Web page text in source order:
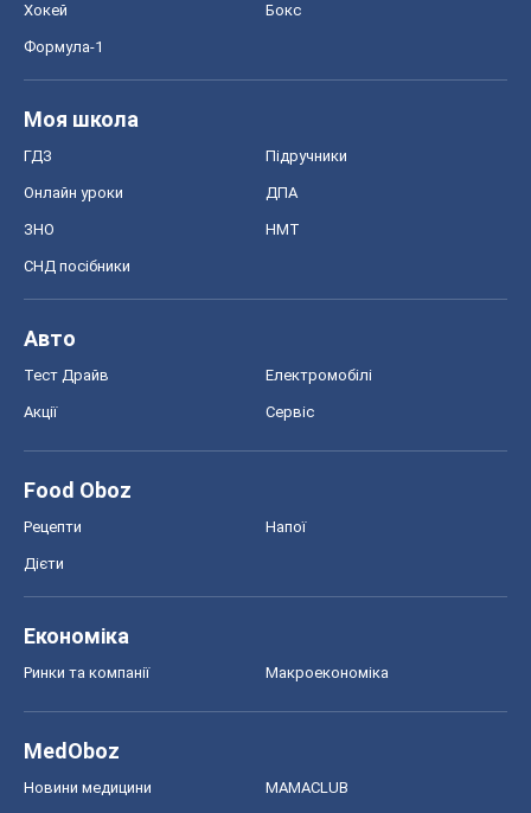
Хокей Бокс
Формула-1
Моя школа
ГДЗ Підручники
Онлайн уроки ДПА
ЗНО НМТ
СНД посібники
Авто
Тест Драйв Електромобілі
Акції Сервіс
Food Oboz
Рецепти Напої
Дієти
Економіка
Ринки та компанії Макроекономіка
MedOboz
Новини медицини MAMACLUB